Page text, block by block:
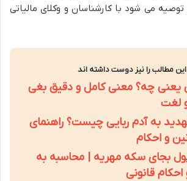
می شود با کارشناسان و وکلای مالیاتی
مطالب را نیز دوست داشته اند
یعنی چه؟ معنی کامل و دقیق بغی
لغت
به آدم ربایی چیست؟ راهنمای
و احکام
بجای سکه مهریه | محاسبه به
احکام قانونی